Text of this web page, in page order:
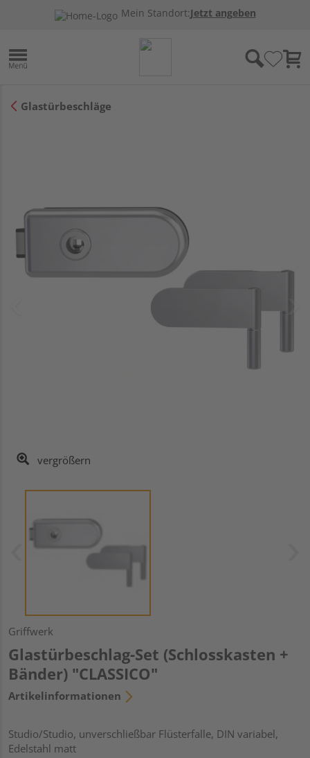
Mein Standort:Jetzt angeben
Glastürbeschläge
vergrößern
Griffwerk
Glastürbeschlag-Set (Schlosskasten +
Bänder) "CLASSICO"
Artikelinformationen
Studio/Studio, unverschließbar Flüsterfalle, DIN variabel,
Edelstahl matt